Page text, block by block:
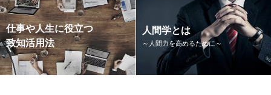
仕事や人生に役立つ
致知活用法
人間学とは
～人間力を高めるために～